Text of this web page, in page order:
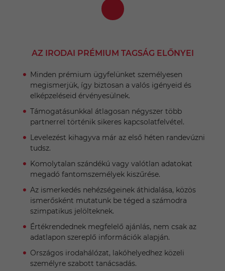
AZ IRODAI PRÉMIUM TAGSÁG ELŐNYEI
Minden prémium ügyfelünket személyesen
megismerjük, így biztosan a valós igényeid és
elképzeléseid érvényesülnek.
Támogatásunkkal átlagosan négyszer több
partnerrel történik sikeres kapcsolatfelvétel.
Levelezést kihagyva már az első héten randevúzni
tudsz.
Komolytalan szándékú vagy valótlan adatokat
megadó fantomszemélyek kiszűrése.
Az ismerkedés nehézségeinek áthidalása, közös
ismerősként mutatunk be téged a számodra
szimpatikus jelölteknek.
Értékrendednek megfelelő ajánlás, nem csak az
adatlapon szereplő információk alapján.
Országos irodahálózat, lakóhelyedhez közeli
személyre szabott tanácsadás.